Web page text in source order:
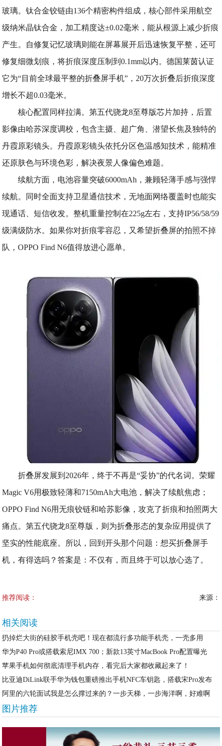
玻璃。钛合金铰链由136个精密构件组成，核心部件采用航空
级纳米晶钛合金，加工精度达±0.02毫米，能从根源上减少折痕
产生。自修复记忆玻璃则能在屏幕展开后迅速恢复平整，还可
修复细微划痕，将折痕深度压制到0.1mm以内。德国莱茵认证
它为“目前全球最平整的折叠屏手机”，20万次折叠后折痕深度
增长不超0.03毫米。
核心配置同样拉满。第五代骁龙8至尊版芯片加持，后置
影像由哈苏深度调校，包含主摄、超广角、潜望长焦及独特的
丹霞原彩镜头。丹霞原彩镜头依托分区色温感知技术，能精准
还原肤色与环境色彩，解决夜景人像偏色难题。
续航方面，电池容量突破6000mAh，兼顾轻薄手感与强悍
续航。同时全面支持卫星通信技术，无地面网络覆盖时也能实
现通话、短信收发。整机重量控制在225g左右，支持IP56/58/59
级满级防水。如果你对折痕零容忍，又希望折叠屏的拍照不掉
队，OPPO Find N6值得放进心愿单。
折叠屏发展到2026年，终于不再是“妥协”的代名词。荣耀
Magic V6用极致轻薄和7150mAh大电池，解决了续航焦虑；
OPPO Find N6用无痕铰链和哈苏影像，攻克了折痕和拍照两大
痛点。第五代骁龙8至尊版，则为折叠形态的复杂应用提供了
坚实的性能底座。所以，回到开头那个问题：想买折叠屏手
机，有得选吗？答案是：不仅有，而且终于可以放心选了。
推荐阅读： 来源：
相关阅读
扔掉烂大街的硅胶手机壳吧！现在都流行多功能手机壳，一壳多用
华为P40 Pro或搭载索尼IMX 700；新款13英寸MacBook Pro配置曝光
苹果手机如何彻底清理手机内存，看完后大家都收藏起来了！
比亚迪DiLink联手华为钱包重磅推出手机NFC车钥匙，搭载宋Pro发布
阿里的六轮面试我是怎么撑过来的？一步天梯，一步海洋啊，好难啊
图片推荐